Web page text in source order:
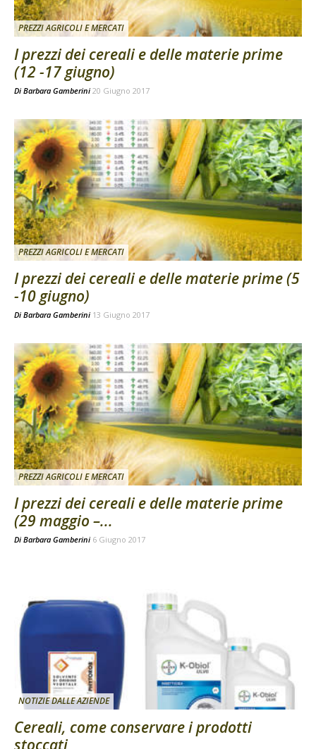
PREZZI AGRICOLI E MERCATI
I prezzi dei cereali e delle materie prime
(12 -17 giugno)
Di Barbara Gamberini 20 Giugno 2017
PREZZI AGRICOLI E MERCATI
I prezzi dei cereali e delle materie prime (5
-10 giugno)
Di Barbara Gamberini 13 Giugno 2017
PREZZI AGRICOLI E MERCATI
I prezzi dei cereali e delle materie prime
(29 maggio –...
Di Barbara Gamberini 6 Giugno 2017
NOTIZIE DALLE AZIENDE
Cereali, come conservare i prodotti
stoccati